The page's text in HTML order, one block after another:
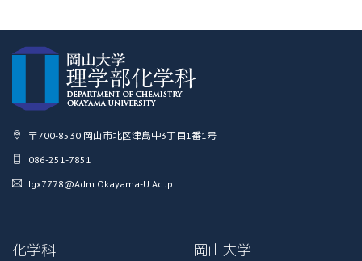
〒700-8530 岡山市北区津島中3丁目1番1号
086-251-7851
Igx7778@adm.okayama-U.ac.jp
化学科 岡山大学